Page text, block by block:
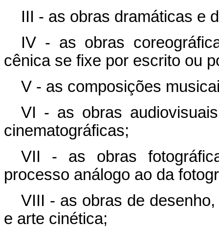
III - as obras dramáticas e
IV - as obras
cênica se fixe por escrito ou
V - as composições
VI - as obras
cinematográficas;
VII - as obras
processo análogo ao da
VIII - as obras de
e arte cinética;